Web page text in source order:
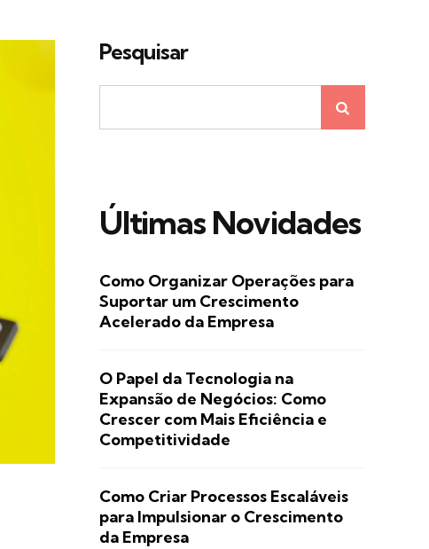
Pesquisar
Últimas Novidades
Como Organizar Operações para
Suportar um Crescimento
Acelerado da Empresa
O Papel da Tecnologia na
Expansão de Negócios: Como
Crescer com Mais Eficiência e
Competitividade
Como Criar Processos Escaláveis
para Impulsionar o Crescimento
da Empresa